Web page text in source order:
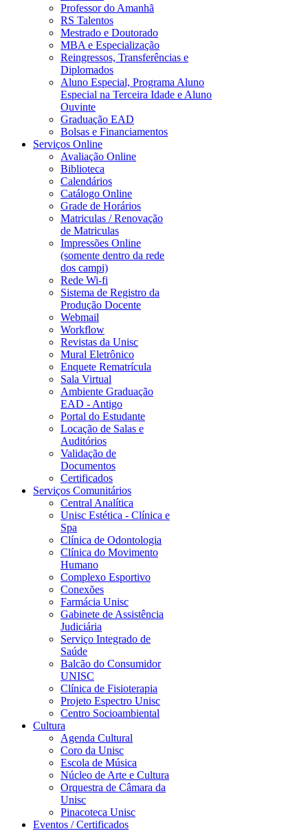
Professor do Amanhã
RS Talentos
Mestrado e Doutorado
MBA e Especialização
Reingressos, Transferências e
Diplomados
Aluno Especial, Programa Aluno
Especial na Terceira Idade e Aluno
Ouvinte
Graduação EAD
Bolsas e Financiamentos
Serviços Online
Avaliação Online
Biblioteca
Calendários
Catálogo Online
Grade de Horários
Matriculas / Renovação
de Matriculas
Impressões Online
(somente dentro da rede
dos campi)
Rede Wi-fi
Sistema de Registro da
Produção Docente
Webmail
Workflow
Revistas da Unisc
Mural Eletrônico
Enquete Rematrícula
Sala Virtual
Ambiente Graduação
EAD - Antigo
Portal do Estudante
Locação de Salas e
Auditórios
Validação de
Documentos
Certificados
Serviços Comunitários
Central Analítica
Unisc Estética - Clínica e
Spa
Clínica de Odontologia
Clínica do Movimento
Humano
Complexo Esportivo
Conexões
Farmácia Unisc
Gabinete de Assistência
Judiciária
Serviço Integrado de
Saúde
Balcão do Consumidor
UNISC
Clínica de Fisioterapia
Projeto Espectro Unisc
Centro Socioambiental
Cultura
Agenda Cultural
Coro da Unisc
Escola de Música
Núcleo de Arte e Cultura
Orquestra de Câmara da
Unisc
Pinacoteca Unisc
Eventos / Certificados